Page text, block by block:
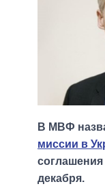
В МВФ
миссии в
соглашения
декабря.